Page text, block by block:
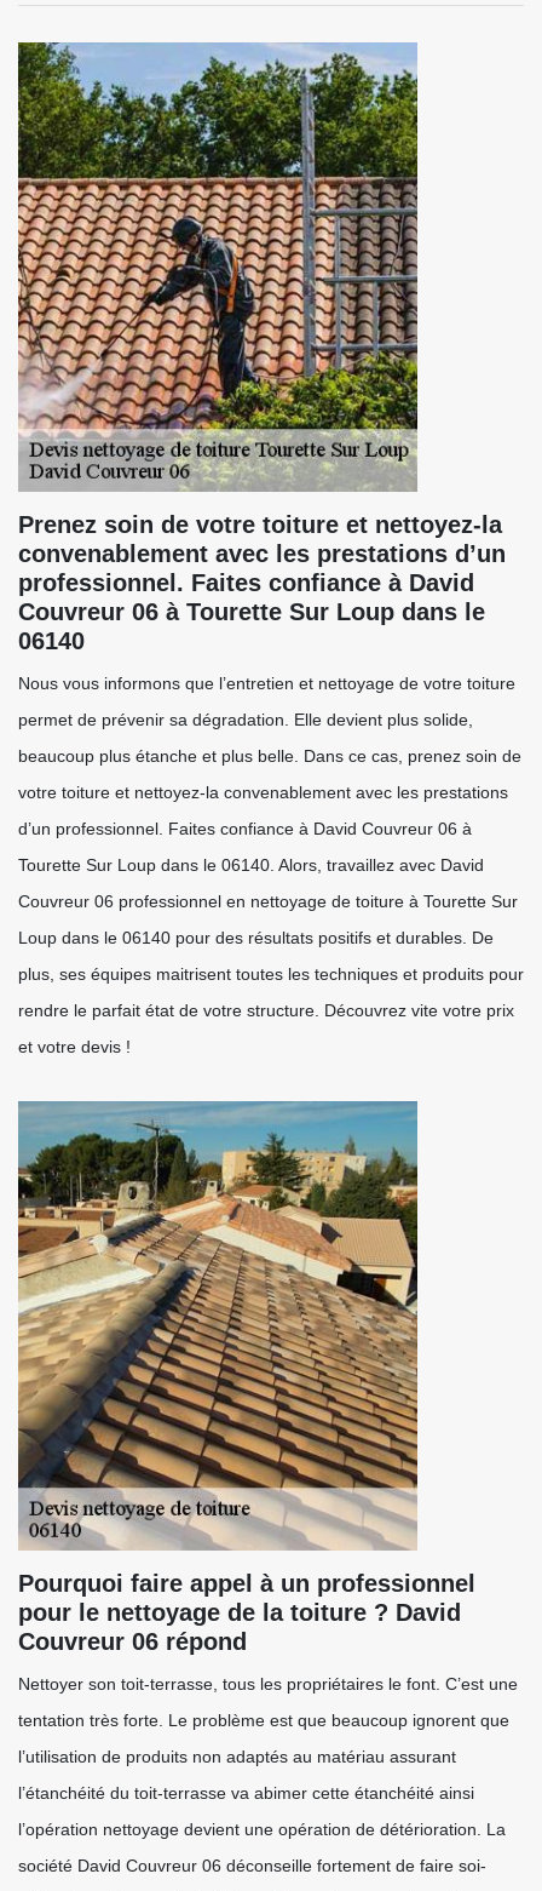
Prenez soin de votre toiture et nettoyez-la
convenablement avec les prestations d’un
professionnel. Faites confiance à David
Couvreur 06 à Tourette Sur Loup dans le
06140
Nous vous informons que l’entretien et nettoyage de votre toiture
permet de prévenir sa dégradation. Elle devient plus solide,
beaucoup plus étanche et plus belle. Dans ce cas, prenez soin de
votre toiture et nettoyez-la convenablement avec les prestations
d’un professionnel. Faites confiance à David Couvreur 06 à
Tourette Sur Loup dans le 06140. Alors, travaillez avec David
Couvreur 06 professionnel en nettoyage de toiture à Tourette Sur
Loup dans le 06140 pour des résultats positifs et durables. De
plus, ses équipes maitrisent toutes les techniques et produits pour
rendre le parfait état de votre structure. Découvrez vite votre prix
et votre devis !
Pourquoi faire appel à un professionnel
pour le nettoyage de la toiture ? David
Couvreur 06 répond
Nettoyer son toit-terrasse, tous les propriétaires le font. C’est une
tentation très forte. Le problème est que beaucoup ignorent que
l’utilisation de produits non adaptés au matériau assurant
l’étanchéité du toit-terrasse va abimer cette étanchéité ainsi
l’opération nettoyage devient une opération de détérioration. La
société David Couvreur 06 déconseille fortement de faire soi-